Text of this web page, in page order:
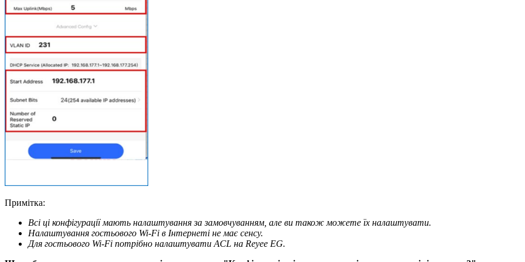
Примітка:
Всі ці конфігурації мають налаштування за замовчуванням, але ви також можете їх налаштувати.
Налаштування гостьового Wi-Fi в Інтернеті не має сенсу.
Для гостьового Wi-Fi потрібно налаштувати ACL на Reyee EG.